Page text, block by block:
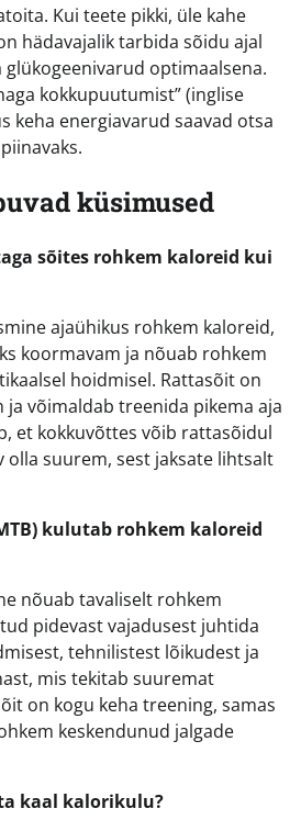
Kui teete pikki, üle kahe
hädavajalik tarbida sõidu ajal
optimaalsena.
kokkupuutumist” (inglise
keha energiavarud saavad otsa
küsimused
sõites rohkem kaloreid kui
ajaühikus rohkem kaloreid,
koormavam ja nõuab rohkem
hoidmisel. Rattasõit on
ja võimaldab treenida pikema aja
et kokkuvõttes võib rattasõidul
suurem, sest jaksate lihtsalt
kulutab rohkem kaloreid
nõuab tavaliselt rohkem
pidevast vajadusest juhtida
tehnilistest lõikudest ja
mis tekitab suuremat
on kogu keha treening, samas
keskendunud jalgade
kaal kalorikulu?